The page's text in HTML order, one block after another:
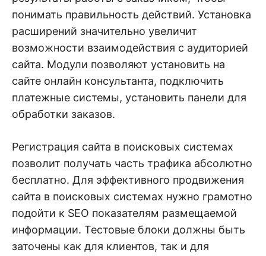
понимать правильность действий. Установка
расширений значительно увеличит
возможности взаимодействия с аудиторией
сайта. Модули позволяют установить на
сайте онлайн консультанта, подключить
платежные системы, установить панели для
обработки заказов.
Регистрация сайта в поисковых системах
позволит получать часть трафика абсолютно
бесплатно. Для эффективного продвижения
сайта в поисковых системах нужно грамотно
подойти к SEO показателям размещаемой
информации. Тестовые блоки должны быть
заточены как для клиентов, так и для